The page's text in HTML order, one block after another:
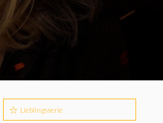
Lieblingsserie